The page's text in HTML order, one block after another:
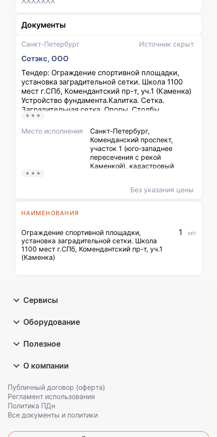
Санкт-Петербург Источник скрыт
Сотэкс, ООО
Тендер: Ограждение спортивной площадки,
установка заградительной сетки. Школа 1100
мест г.СПб, Комендантский пр-т, уч.1 (Каменка)
Устройство фундамента.Калитка. Сетка.
Заградительная сетка. Опоры. Столбы.
Спортивная площадка
Место исполнения
Санкт-Петербург,
Коменданский проспект,
участок 1 (юго-западнее
пересечения с рекой
Каменкой), кадастровый
Без указания цены
НАИМЕНОВАНИЯ
Ограждение спортивной площадки,
установка заградительной сетки. Школа
1100 мест г.СПб, Комендантский пр-т, уч.1
(Каменка)
1 мп
Документы
Сервисы
Оборудование
Полезное
О компании
Публичный договор (оферта)
Регламент использования
Политика ПДн
Все документы и политики